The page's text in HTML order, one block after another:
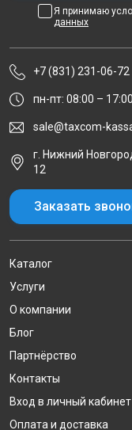
Я принимаю
данных
+7 (831) 231-06-72
пн-пт: 08:00 – 17:00
sale@taxcom-
г. Нижний
12
Заказать
Каталог
Услуги
О компании
Блог
Партнёрство
Контакты
Вход в личный
Оплата и доставка